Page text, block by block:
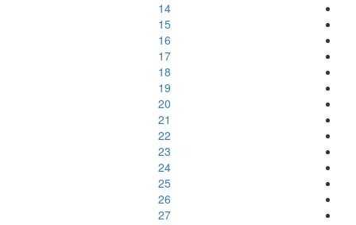
14
15
16
17
18
19
20
21
22
23
24
25
26
27